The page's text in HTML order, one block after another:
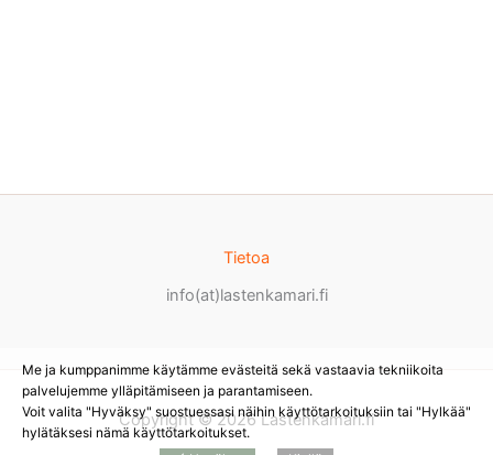
Tietoa
info(at)lastenkamari.fi
Copyright © 2026 Lastenkamari.fi
Me ja kumppanimme käytämme evästeitä sekä vastaavia tekniikoita
palvelujemme ylläpitämiseen ja parantamiseen.
Voit valita "Hyväksy" suostuessasi näihin käyttötarkoituksiin tai "Hylkää"
hylätäksesi nämä käyttötarkoitukset.